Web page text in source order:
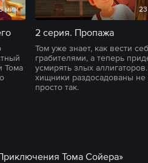
мин
Тома
2 серия. Пропажа
Том уже знает, как вести
грабителями, а теперь
усмирять злых
хищники раздосадованы не
просто так.
Тома Сойера»